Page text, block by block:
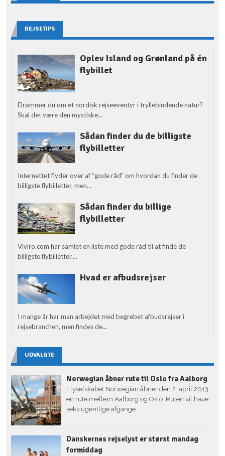
REJSETIPS
Oplev Island og Grønland på én
flybillet
Drømmer du om et nordisk rejseeventyr i tryllebindende natur?
Skal det være den mystiske...
Sådan finder du de billigste
flybilletter
Internettet flyder over af “gode råd” om hvordan du finder de
billigste flybilletter, men...
Sådan finder du billige
flybilletter
Viviro.com har samlet en liste med gode råd til at finde de
billigste flybilletter....
Hvad er afbudsrejser
I mange år har man arbejdet med begrebet afbudsrejser i
rejsebranchen, men findes de...
UDVALGTE
Norwegian åbner rute til Oslo fra Aalborg
Flyselskabet Norwegian åbner den 2. april 2013
en rute mellem Aalborg og Oslo. Ruten vil have
seks ugentlige afgange.
Danskernes rejselyst er størst mandag
formiddag